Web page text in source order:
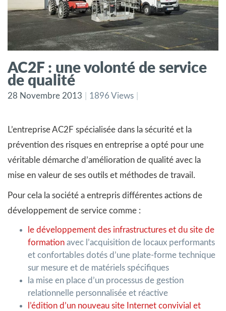
AC2F : une volonté de service
de qualité
28 Novembre 2013 1896 Views
L’entreprise AC2F spécialisée dans la sécurité et la
prévention des risques en entreprise a opté pour une
véritable démarche d’amélioration de qualité avec la
mise en valeur de ses outils et méthodes de travail.
Pour cela la société a entrepris différentes actions de
développement de service comme :
le développement des infrastructures et du site de
formation avec l’acquisition de locaux performants
et confortables dotés d’une plate-forme technique
sur mesure et de matériels spécifiques
la mise en place d’un processus de gestion
relationnelle personnalisée et réactive
l’édition d’un nouveau site Internet convivial et